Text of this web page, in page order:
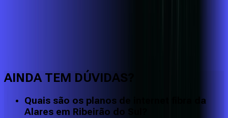
AINDA TEM DÚVIDAS?
Quais são os planos de internet fibra da
Alares em Ribeirão do Sul?